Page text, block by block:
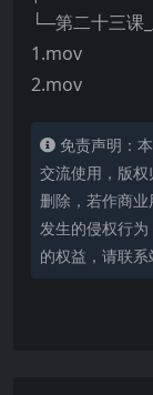
└─第二十三课
1.mov
2.mov
免责声明：
交流使用，版
删除，若作商
发生的侵权行
的权益，请联系